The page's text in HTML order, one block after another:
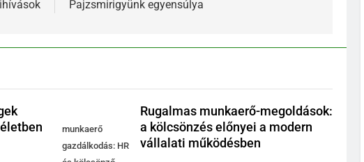
Pajzsmirigyünk egyensúlya
munkaerő
gazdálkodás: HR
Rugalmas munkaerő-megoldások:
a kölcsönzés előnyei a modern
vállalati működésben